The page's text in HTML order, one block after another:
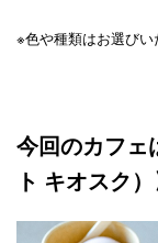
※色や種類はお選び
今回のカフェ
ト キオスク）